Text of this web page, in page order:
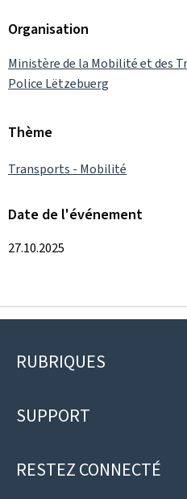
Organisation
Ministère de la Mobilité et des
Police Lëtzebuerg
Thème
Transports - Mobilité
Date de l'événement
27.10.2025
Pied
page
RUBRIQUES
SUPPORT
RESTEZ CONNECTÉ